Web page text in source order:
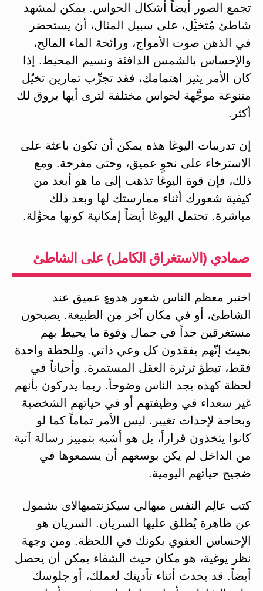
تجمع الصور أيضاً أشكال الحواس. يمكن لمشهد
شاطئ مُتخيَّل، على سبيل المثال، أن يستحضر
في الذهن صوت الأمواج، ورائحة الماء المالح،
والإحساس بالشمس الدافئة ونسيم المحيط. إذا
كان الأمر يثير اهتمامك، فقد تجرِّب تمارين تخيّل
متنوعة موجَّهة لحواس مختلفة لترى أيها يروق لك
أكثر.
إن تدريبات اليوغا هذه يمكن أن تكون باعثة على
الاسترخاء على نحوٍ عميق، وحتى مفرحة. ومع
ذلك، فإن قوة اليوغا تذهب إلى ما هو أبعد من
كيفية شعورك أثناء ممارستك لها وبعد ذلك
مباشرة. تحتمل اليوغا أيضاً إمكانية كونها محوِّلة.
صمادي (الاستغراق الكامل) على الشاطئ
اختبر معظم الناس شعور هدوءٍ عميق عند
الشاطئ، أو في مكان آخر من الطبيعة. يصبحون
مستغرقين جداً في جمال وقوة ما يحيط بهم
بحيث إنّهم يفقدون كل وعي ذاتي. وللحظة واحدة
فقط، تبطؤ ثرثرة العقل المستمرة. وأحياناً في
لحظة كهذه يجد الناس وضوحاً. ربما يدركون بأنهم
غير سعداء في وظيفتهم أو في حياتهم الشخصية
وبحاجة لإحداث تغيير. ليس الأمر تماماً كما لو
كانوا يتخذون قراراً، بل هو أشبه بتمييز رسالة آتية
من الداخل لم يكن بوسعهم أن يسمعوها في
ضجيج حياتهم اليومية.
كتب عالِم النفس ميهالي سيكزنتميهالاي بشمول
عن ظاهرة يُطلق عليها السريان. السريان هو
الإحساس العفوي بكونك في اللحظة. ومن وجهة
نظر يوغية، هو مكان حيث الشفاء يمكن أن يحصل
أيضاً. قد يحدث أثناء تأديتك لعملك، أو جلوسك